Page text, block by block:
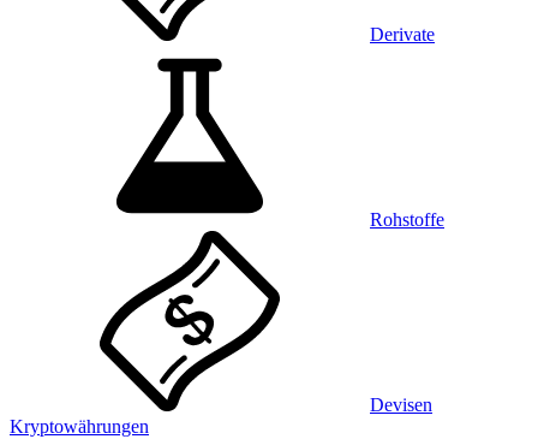
Derivate
Rohstoffe
Devisen
Kryptowährungen